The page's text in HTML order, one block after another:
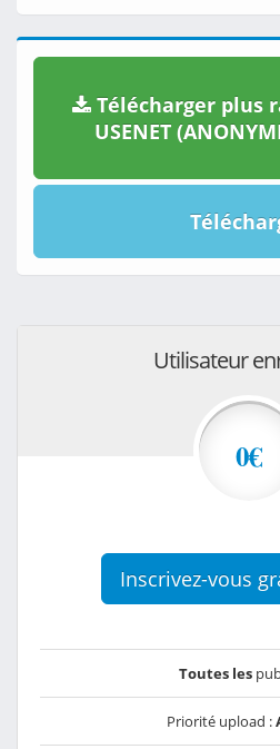
Télécharger plus
USENET
Utilisateur
0€
Inscrivez-vous
Toutes les
Priorité upload :